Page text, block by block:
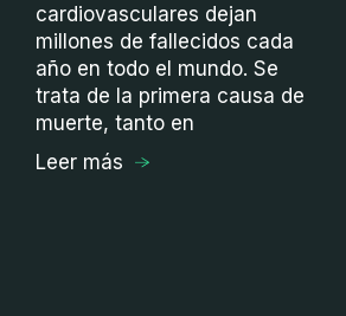
cardiovasculares dejan
millones de fallecidos cada
año en todo el mundo. Se
trata de la primera causa de
muerte, tanto en
Leer más